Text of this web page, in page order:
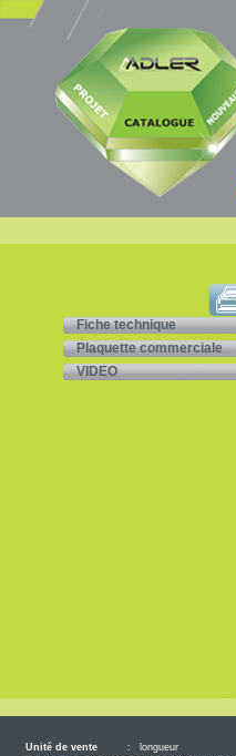
Fiche technique
Plaquette commerciale
VIDEO
Unité de vente :
longueur